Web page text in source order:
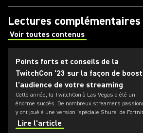
Lectures complémentaires
Voir toutes contenus
(Opens in a new tab)
Points forts et conseils de la
TwitchCon '23 sur la façon de
l'audience de votre streaming
Cette année, la TwitchCon à Las Vegas a été un
énorme succès. De nombreux streamers
y ont joué à une version "spéciale Shure" de
Deadpines afin de gagner le nouveau SM7dB.
PONCE revient sur les meilleurs moments du
Lire l'article